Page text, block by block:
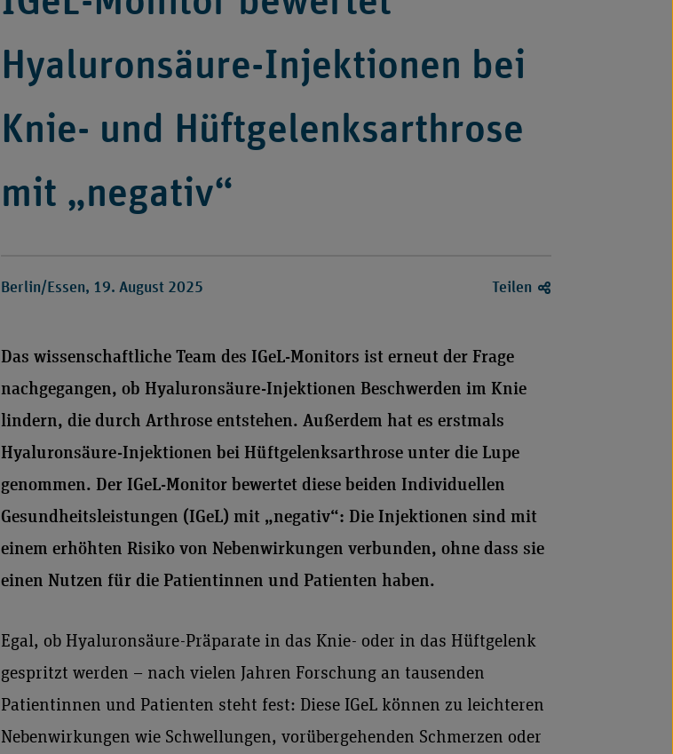
Hyaluronsäure-Injektionen bei
Knie- und Hüftgelenksarthrose
mit „negativ“
Berlin/Essen, 19. August 2025 Teilen
Das wissenschaftliche Team des IGeL-Monitors ist erneut der Frage
nachgegangen, ob Hyaluronsäure-Injektionen Beschwerden im Knie
lindern, die durch Arthrose entstehen. Außerdem hat es erstmals
Hyaluronsäure-Injektionen bei Hüftgelenksarthrose unter die Lupe
genommen. Der IGeL-Monitor bewertet diese beiden Individuellen
Gesundheitsleistungen (IGeL) mit „negativ“: Die Injektionen sind mit
einem erhöhten Risiko von Nebenwirkungen verbunden, ohne dass sie
einen Nutzen für die Patientinnen und Patienten haben.
Egal, ob Hyaluronsäure-Präparate in das Knie- oder in das Hüftgelenk
gespritzt werden – nach vielen Jahren Forschung an tausenden
Patientinnen und Patienten steht fest: Diese IGeL können zu leichteren
Nebenwirkungen wie Schwellungen, vorübergehenden Schmerzen oder